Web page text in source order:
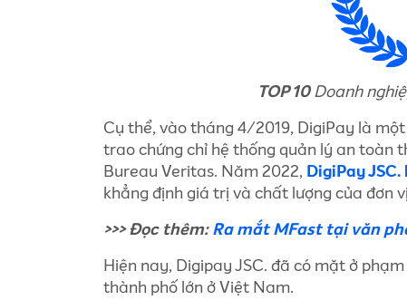
TOP 10Doanh
Cụ thể, vào tháng 4/2019, DigiPay là
trao chứng chỉ hệ thống quản lý an toàn
Bureau Veritas. Năm 2022, DigiPay
khẳng định giá trị và chất lượng của đơn
>>> Đọc thêm: Ra mắt MFast tại văn
Hiện nay, Digipay JSC. đã có mặt ở
thành phố lớn ở Việt Nam.